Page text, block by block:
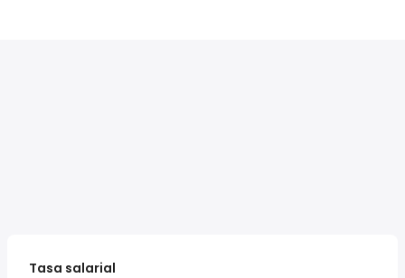
Tasa salarial